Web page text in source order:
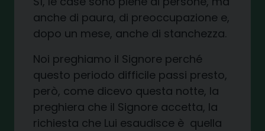
anche di paura, di preoccupazione e,
dopo un mese, anche di stanchezza.
Noi preghiamo il Signore perché
questo periodo difficile passi presto,
però, come dicevo questa notte, la
preghiera che il Signore accetta, la
richiesta che Lui esaudisce è quella